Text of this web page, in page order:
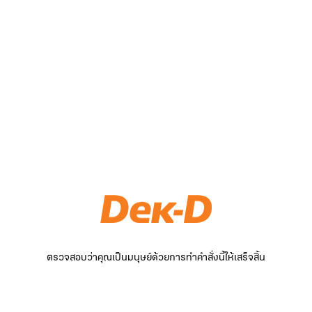
ตรวจสอบว่าคุณเป็นมนุษย์ด้วยการทำคำสั่งนี้ให้เสร็จสิ้น